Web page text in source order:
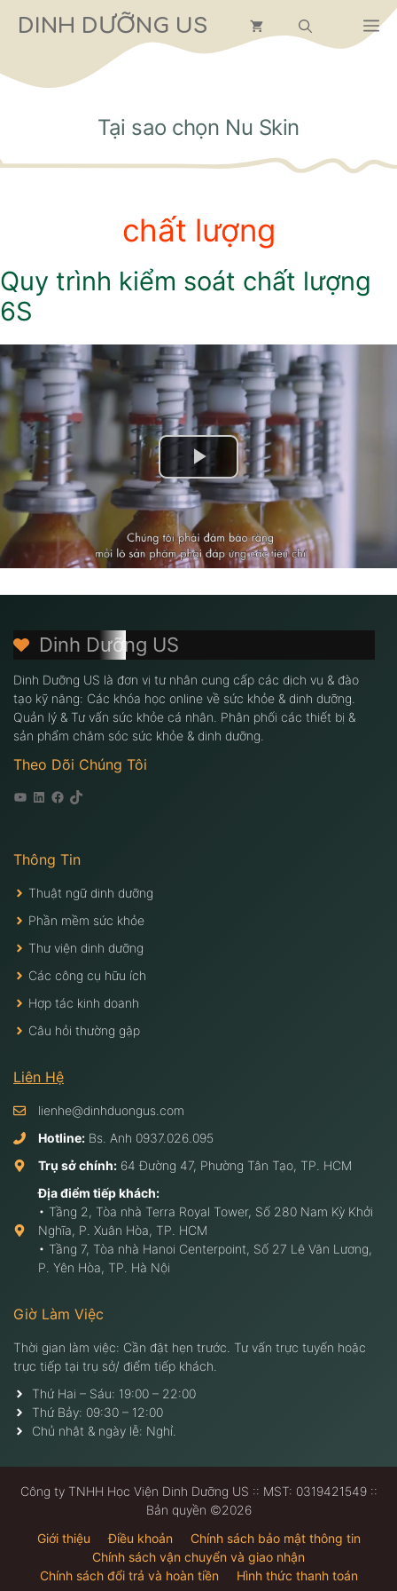
đến
dung
DINH DƯỠNG US
Tại sao chọn Nu Skin
chất lượng
Quy trình kiểm soát chất lượng
6S
Dinh Dưỡng US
Dinh Dưỡng US là đơn vị tư nhân cung cấp các dịch vụ & đào
tạo kỹ năng: Các khóa học online về sức khỏe & dinh dưỡng.
Quản lý & Tư vấn sức khỏe cá nhân. Phân phối các thiết bị &
sản phẩm chăm sóc sức khỏe & dinh dưỡng.
Theo Dõi Chúng Tôi
Youtube
Linkedin
Facebook
Tiktok
Thông Tin
Thuật ngữ dinh dưỡng
Phần mềm sức khỏe
Thư viện dinh dưỡng
Các công cụ hữu ích
Hợp tác kinh doanh
Câu hỏi thường gặp
Liên Hệ
lienhe@dinhduongus.com
Hotline: Bs. Anh 0937.026.095
Trụ sở chính: 64 Đường 47, Phường Tân Tạo, TP. HCM
Địa điểm tiếp khách:
• Tầng 2, Tòa nhà Terra Royal Tower, Số 280 Nam Kỳ Khởi
Nghĩa, P. Xuân Hòa, TP. HCM
• Tầng 7, Tòa nhà Hanoi Centerpoint, Số 27 Lê Văn Lương,
P. Yên Hòa, TP. Hà Nội
Giờ Làm Việc
Thời gian làm việc: Cần đặt hẹn trước. Tư vấn trực tuyến hoặc
trực tiếp tại trụ sở/ điểm tiếp khách.
Thứ Hai – Sáu: 19:00 – 22:00
Thứ Bảy: 09:30 – 12:00
Chủ nhật & ngày lễ: Nghỉ.
Công ty TNHH Học Viện Dinh Dưỡng US :: MST: 0319421549 ::
Bản quyền ©2026
Giới thiệu
Điều khoản
Chính sách bảo mật thông tin
Chính sách vận chuyển và giao nhận
Chính sách đổi trả và hoàn tiền
Hình thức thanh toán